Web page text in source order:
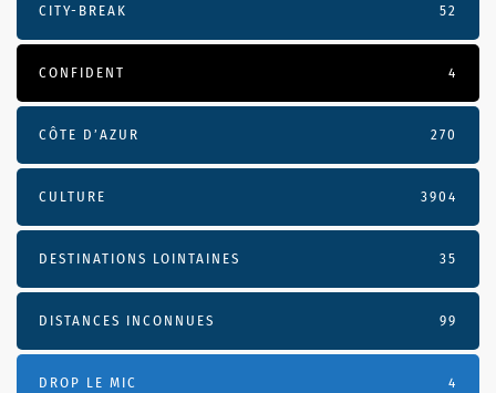
CITY-BREAK 52
CONFIDENT 4
CÔTE D’AZUR 270
CULTURE 3904
DESTINATIONS LOINTAINES 35
DISTANCES INCONNUES 99
DROP LE MIC 4